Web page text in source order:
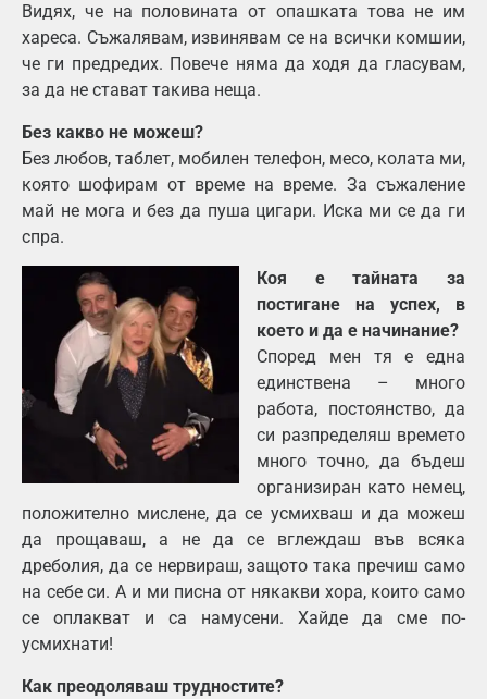
Видях, че на половината от опашката това не им
хареса. Съжалявам, извинявам се на всички комшии,
че ги предредих. Повече няма да ходя да гласувам,
за да не стават такива неща.
Без какво не можеш?
Без любов, таблет, мобилен телефон, месо, колата ми,
която шофирам от време на време. За съжаление
май не мога и без да пуша цигари. Иска ми се да ги
спра.
Коя е тайната за
постигане на успех, в
което и да е начинание?
Според мен тя е една
единствена – много
работа, постоянство, да
си разпределяш времето
много точно, да бъдеш
организиран като немец,
положително мислене, да се усмихваш и да можеш
да прощаваш, а не да се вглеждаш във всяка
дреболия, да се нервираш, защото така пречиш само
на себе си. А и ми писна от някакви хора, които само
се оплакват и са намусени. Хайде да сме по-
усмихнати!
Как преодоляваш трудностите?